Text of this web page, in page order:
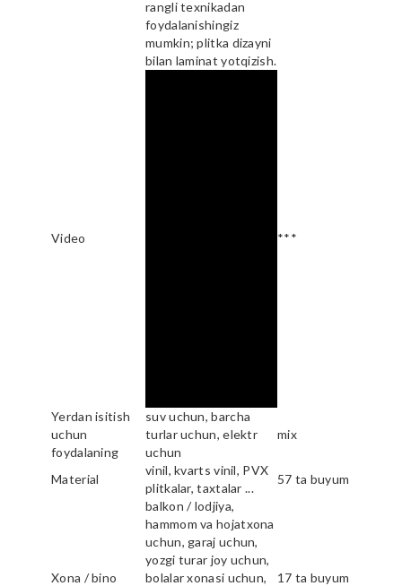
rangli texnikadan
foydalanishingiz
mumkin; plitka dizayni
bilan laminat yotqizish.
Video ***
Yerdan isitish
uchun
foydalaning
suv uchun, barcha
turlar uchun, elektr
uchun
mix
Material
vinil, kvarts vinil, PVX
plitkalar, taxtalar ...
57 ta buyum
Xona / bino
balkon / lodjiya,
hammom va hojatxona
uchun, garaj uchun,
yozgi turar joy uchun,
bolalar xonasi uchun,
17 ta buyum